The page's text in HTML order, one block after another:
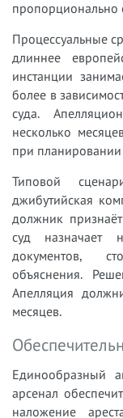
пропорционально
Процессуальные
длиннее
инстанции
более в
суда.
несколько
при
Типовой
джибутийская
должник
суд назначает
документов,
объяснения.
Апелляция
месяцев.
Единообразный
арсенал
наложение